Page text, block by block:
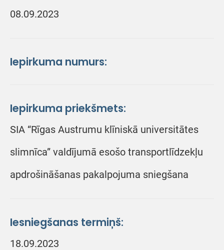
08.09.2023
Iepirkuma numurs:
Iepirkuma priekšmets:
SIA “Rīgas Austrumu klīniskā universitātes
slimnīca” valdījumā esošo transportlīdzekļu
apdrošināšanas pakalpojuma sniegšana
Iesniegšanas termiņš:
18.09.2023